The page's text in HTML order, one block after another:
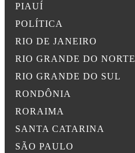
PIAUÍ
POLÍTICA
RIO DE JANEIRO
RIO GRANDE DO NORTE
RIO GRANDE DO SUL
RONDÔNIA
RORAIMA
SANTA CATARINA
SÃO PAULO